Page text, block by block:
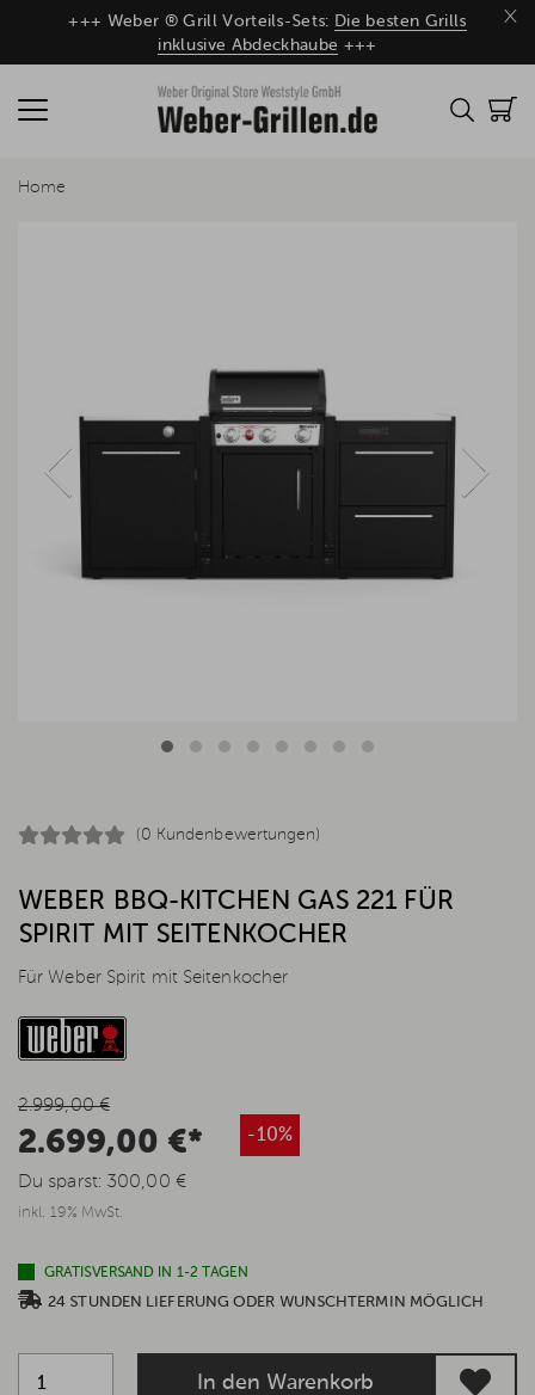
×
+++ Weber ® Grill Vorteils-Sets: Die besten Grills
inklusive Abdeckhaube +++
Home
(0 Kundenbewertungen)
WEBER BBQ-KITCHEN GAS 221 FÜR
SPIRIT MIT SEITENKOCHER
Für Weber Spirit mit Seitenkocher
2.999,00 €
2.699,00 €* -10%
Du sparst: 300,00 €
inkl. 19% MwSt.
GRATISVERSAND IN 1-2 TAGEN
24 STUNDEN LIEFERUNG ODER WUNSCHTERMIN MÖGLICH
In den Warenkorb